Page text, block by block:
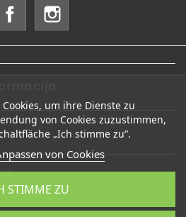
Facebook
um ihre Dienste zu
von Cookies zuzustimmen,
„Ich stimme zu“.
von Cookies
STIMME ZU